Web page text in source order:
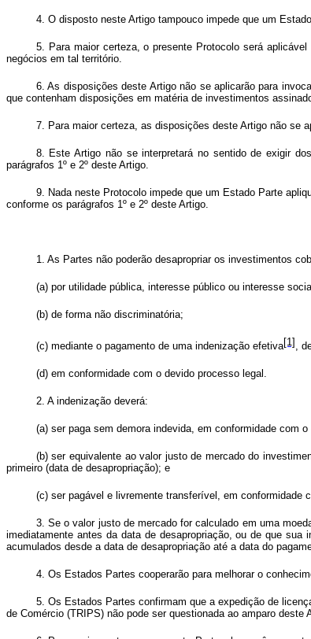
4. O disposto neste Artigo tampouco impede que um
5. Para maior certeza, o presente Protocolo será
negócios em tal território.
6. As disposições deste Artigo não se aplicarão para
que contenham disposições em matéria de investimentos
7. Para maior certeza, as disposições deste Artigo não se
8. Este Artigo não se interpretará no sentido de exigir
parágrafos 1º e 2º deste Artigo.
9. Nada neste Protocolo impede que um Estado Parte
conforme os parágrafos 1º e 2º deste Artigo.
1. As Partes não poderão desapropriar os investimentos
(a) por utilidade pública, interesse público ou interesse
(b) de forma não discriminatória;
(c) mediante o pagamento de uma indenização efetiva[1] ,
(d) em conformidade com o devido processo legal.
2. A indenização deverá:
(a) ser paga sem demora indevida, em conformidade com
(b) ser equivalente ao valor justo de mercado do
primeiro (data de desapropriação); e
(c) ser pagável e livremente transferível, em conformidade
3. Se o valor justo de mercado for calculado em uma
imediatamente antes da data de desapropriação, ou de que
acumulados desde a data de desapropriação até a data do
4. Os Estados Partes cooperarão para melhorar o
5. Os Estados Partes confirmam que a expedição de
de Comércio (TRIPS) não pode ser questionada ao amparo deste